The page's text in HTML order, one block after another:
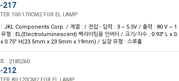
217
100-170CM2 FOR EL LAMP
: JKL Components Corp. / 계열 : / 전압 - 입력 : 3 ~ 5.5V / 출력 : 80 V ~ 1
형 : EL(Electroluminescent) 백라이팅용 인버터 / 크기/치수 : 0.93" L x 0.
x 0.75" H(23.5mm x 23.5mm x 19mm) / 실장 유형 : 스루홀
: 2185260
212